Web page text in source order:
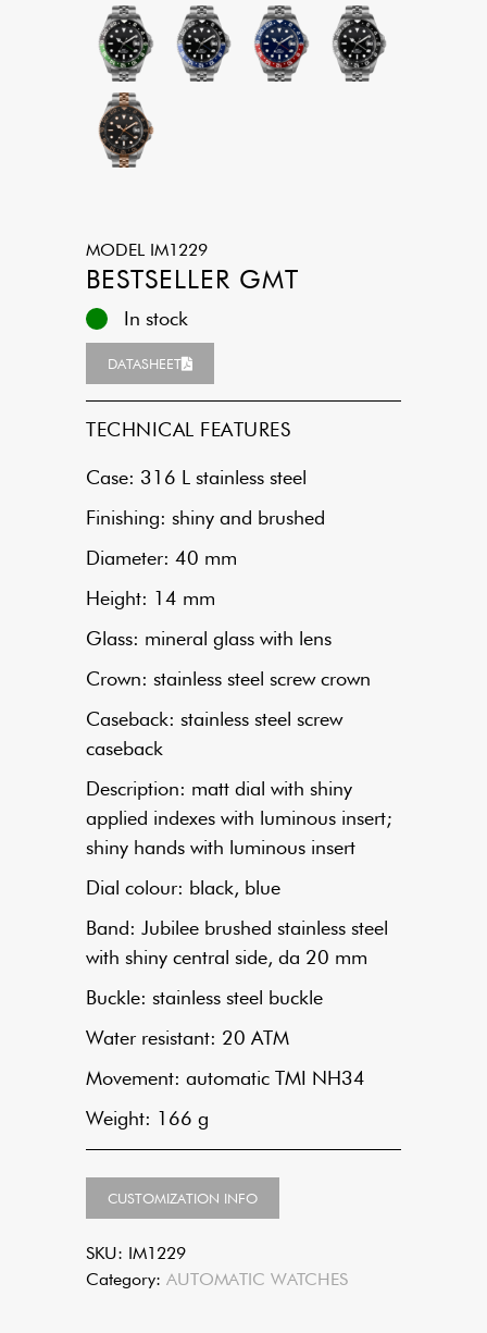
MODEL IM1229
BESTSELLER GMT
In stock
DATASHEET
TECHNICAL FEATURES
Case: 316 L stainless steel
Finishing: shiny and brushed
Diameter: 40 mm
Height: 14 mm
Glass: mineral glass with lens
Crown: stainless steel screw crown
Caseback: stainless steel screw
caseback
Description: matt dial with shiny
applied indexes with luminous insert;
shiny hands with luminous insert
Dial colour: black, blue
Band: Jubilee brushed stainless steel
with shiny central side, da 20 mm
Buckle: stainless steel buckle
Water resistant: 20 ATM
Movement: automatic TMI NH34
Weight: 166 g
CUSTOMIZATION INFO
SKU: IM1229
Category: AUTOMATIC WATCHES